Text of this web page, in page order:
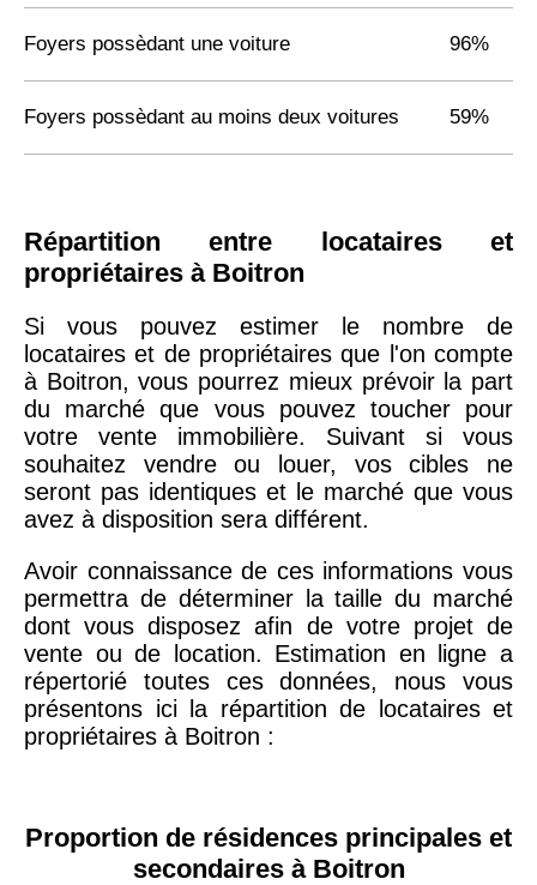
Foyers possèdant une voiture 96%
Foyers possèdant au moins deux voitures 59%
Répartition entre locataires et
propriétaires à Boitron
Si vous pouvez estimer le nombre de
locataires et de propriétaires que l'on compte
à Boitron, vous pourrez mieux prévoir la part
du marché que vous pouvez toucher pour
votre vente immobilière. Suivant si vous
souhaitez vendre ou louer, vos cibles ne
seront pas identiques et le marché que vous
avez à disposition sera différent.
Avoir connaissance de ces informations vous
permettra de déterminer la taille du marché
dont vous disposez afin de votre projet de
vente ou de location. Estimation en ligne a
répertorié toutes ces données, nous vous
présentons ici la répartition de locataires et
propriétaires à Boitron :
Proportion de résidences principales et
secondaires à Boitron